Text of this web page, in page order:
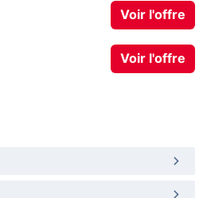
Voir l'offre
Voir l'offre